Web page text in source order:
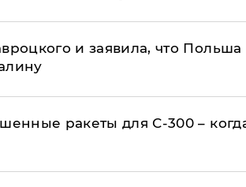
и заявила, что Польша
ракеты для С-300 –